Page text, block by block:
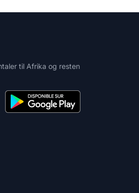
til Afrika og resten